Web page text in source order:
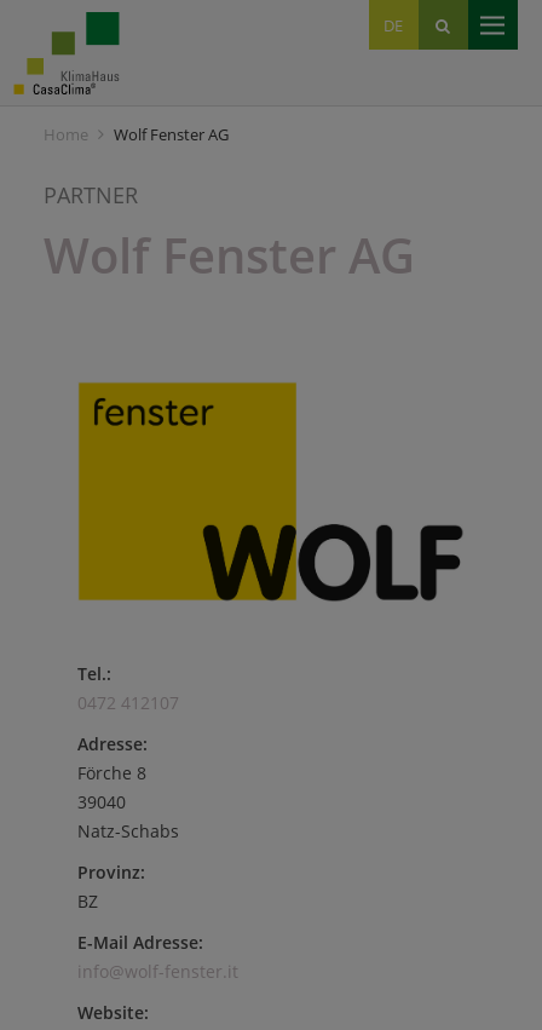
DE
IT
EN
Home Wolf Fenster AG
PARTNER
Wolf Fenster AG
Tel.:
0472 412107
Adresse:
Förche 8
39040
Natz-Schabs
Provinz:
BZ
E-Mail Adresse:
info@wolf-fenster.it
Website: